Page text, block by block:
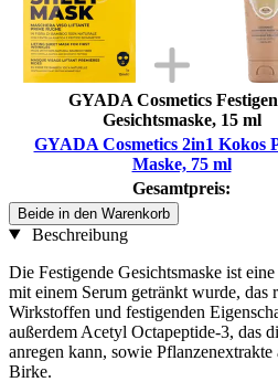
GYADA Cosmetics
Gesichtsmaske, 15 ml
GYADA Cosmetics 2in1 Kokos
Maske, 75 ml
Gesamtpreis:
Beide in den Warenkorb
Beschreibung
Die Festigende Gesichtsmaske ist
mit einem Serum getränkt wurde,
Wirkstoffen und festigenden
außerdem Acetyl Octapeptide-3, das
anregen kann, sowie
Birke.